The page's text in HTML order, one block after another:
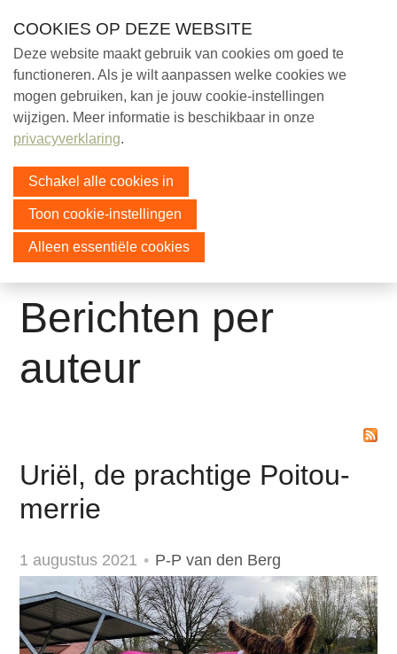
links
Jump
to
navigation
Jump
to
main
content
Berichten per
auteur
Uriël, de prachtige Poitou-
merrie
1 augustus 2021 P-P van den Berg
Help mee!
Over ons
Educatie
Sociaal
COOKIES OP DEZE WEBSITE
Deze website maakt gebruik van cookies om goed te
functioneren. Als je wilt aanpassen welke cookies we
mogen gebruiken, kan je jouw cookie-instellingen
wijzigen. Meer informatie is beschikbaar in onze
privacyverklaring.
Schakel alle cookies in
Toon cookie-instellingen
Alleen essentiële cookies